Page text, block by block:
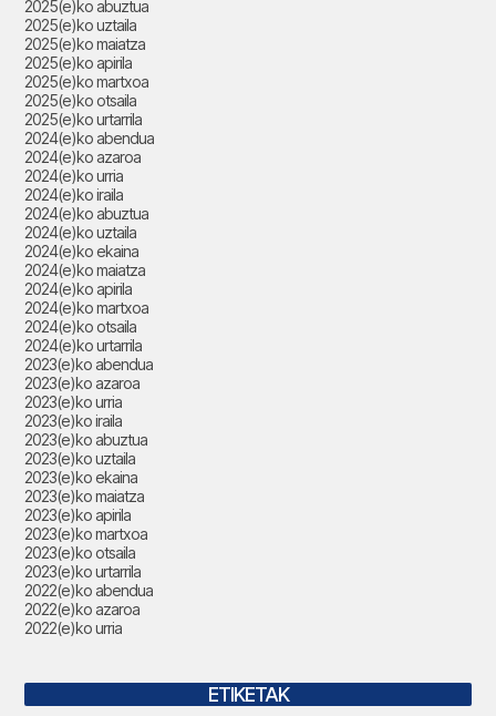
2025(e)ko abuztua
2025(e)ko uztaila
2025(e)ko maiatza
2025(e)ko apirila
2025(e)ko martxoa
2025(e)ko otsaila
2025(e)ko urtarrila
2024(e)ko abendua
2024(e)ko azaroa
2024(e)ko urria
2024(e)ko iraila
2024(e)ko abuztua
2024(e)ko uztaila
2024(e)ko ekaina
2024(e)ko maiatza
2024(e)ko apirila
2024(e)ko martxoa
2024(e)ko otsaila
2024(e)ko urtarrila
2023(e)ko abendua
2023(e)ko azaroa
2023(e)ko urria
2023(e)ko iraila
2023(e)ko abuztua
2023(e)ko uztaila
2023(e)ko ekaina
2023(e)ko maiatza
2023(e)ko apirila
2023(e)ko martxoa
2023(e)ko otsaila
2023(e)ko urtarrila
2022(e)ko abendua
2022(e)ko azaroa
2022(e)ko urria
ETIKETAK